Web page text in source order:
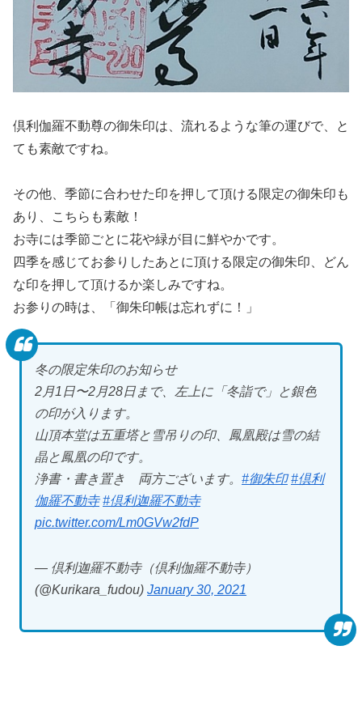
倶利伽羅不動尊の御朱印は、流れるような筆の運びで、と
ても素敵ですね。
その他、季節に合わせた印を押して頂ける限定の御朱印も
あり、こちらも素敵！
お寺には季節ごとに花や緑が目に鮮やかです。
四季を感じてお参りしたあとに頂ける限定の御朱印、どん
な印を押して頂けるか楽しみですね。
お参りの時は、「御朱印帳は忘れずに！」
冬の限定朱印のお知らせ
2月1日〜2月28日まで、左上に「冬詣で」と銀色
の印が入ります。
山頂本堂は五重塔と雪吊りの印、鳳凰殿は雪の結
晶と鳳凰の印です。
浄書・書き置き 両方ございます。 #御朱印 #倶利
伽羅不動寺 #倶利迦羅不動寺
pic.twitter.com/Lm0GVw2fdP
— 倶利迦羅不動寺（倶利伽羅不動寺）
(@Kurikara_fudou) January 30, 2021